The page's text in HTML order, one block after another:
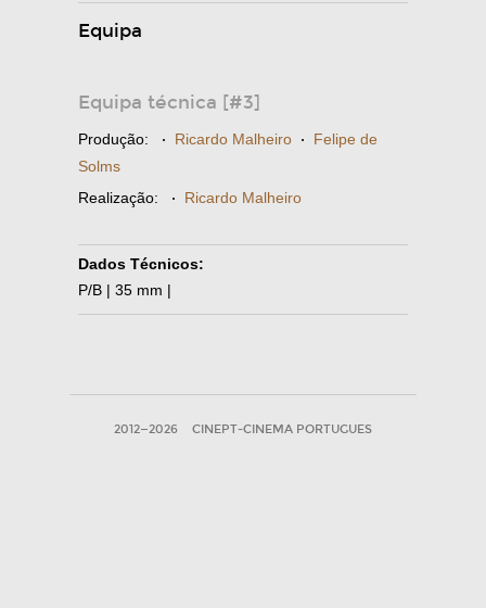
Equipa
Equipa técnica [#3]
Produção: · Ricardo Malheiro · Felipe de
Solms
Realização: · Ricardo Malheiro
Dados Técnicos:
P/B | 35 mm |
2012—2026 CINEPT-CINEMA PORTUGUES